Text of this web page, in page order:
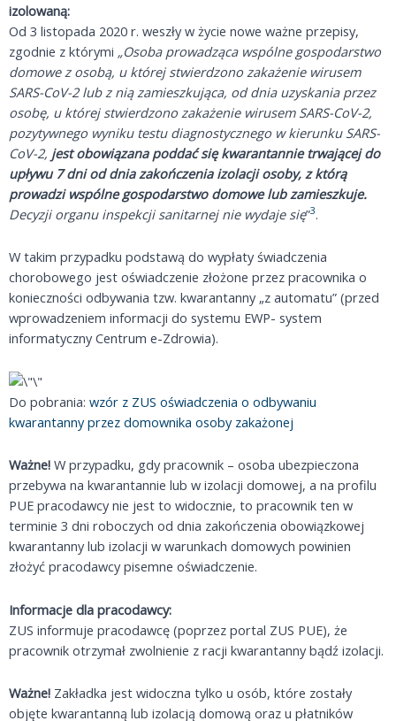
izolowaną:
Od 3 listopada 2020 r. weszły w życie nowe ważne przepisy,
zgodnie z którymi „Osoba prowadząca wspólne gospodarstwo
domowe z osobą, u której stwierdzono zakażenie wirusem
SARS-CoV-2 lub z nią zamieszkująca, od dnia uzyskania przez
osobę, u której stwierdzono zakażenie wirusem SARS-CoV-2,
pozytywnego wyniku testu diagnostycznego w kierunku SARS-
CoV-2, jest obowiązana poddać się kwarantannie trwającej do
upływu 7 dni od dnia zakończenia izolacji osoby, z którą
prowadzi wspólne gospodarstwo domowe lub zamieszkuje.
Decyzji organu inspekcji sanitarnej nie wydaje się”3.
W takim przypadku podstawą do wypłaty świadczenia
chorobowego jest oświadczenie złożone przez pracownika o
konieczności odbywania tzw. kwarantanny „z automatu” (przed
wprowadzeniem informacji do systemu EWP- system
informatyczny Centrum e-Zdrowia).
Do pobrania: wzór z ZUS oświadczenia o odbywaniu
kwarantanny przez domownika osoby zakażonej
Ważne! W przypadku, gdy pracownik – osoba ubezpieczona
przebywa na kwarantannie lub w izolacji domowej, a na profilu
PUE pracodawcy nie jest to widocznie, to pracownik ten w
terminie 3 dni roboczych od dnia zakończenia obowiązkowej
kwarantanny lub izolacji w warunkach domowych powinien
złożyć pracodawcy pisemne oświadczenie.
Informacje dla pracodawcy:
ZUS informuje pracodawcę (poprzez portal ZUS PUE), że
pracownik otrzymał zwolnienie z racji kwarantanny bądź izolacji.
Ważne! Zakładka jest widoczna tylko u osób, które zostały
objęte kwarantanną lub izolacją domową oraz u płatników